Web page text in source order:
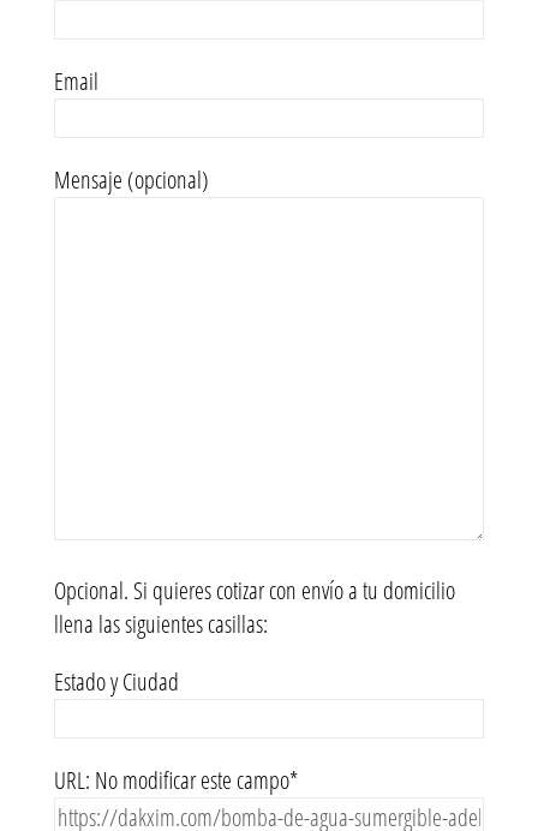
Email
Mensaje (opcional)
Opcional. Si quieres cotizar con envío a tu domicilio
llena las siguientes casillas:
Estado y Ciudad
URL: No modificar este campo*